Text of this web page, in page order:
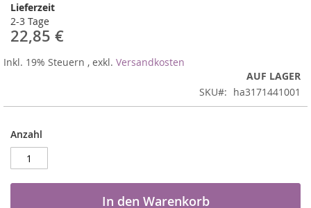
Lieferzeit
2-3 Tage
22,85 €
Inkl. 19% Steuern , exkl. Versandkosten
AUF LAGER
SKU
ha3171441001
Anzahl
In den Warenkorb
springen